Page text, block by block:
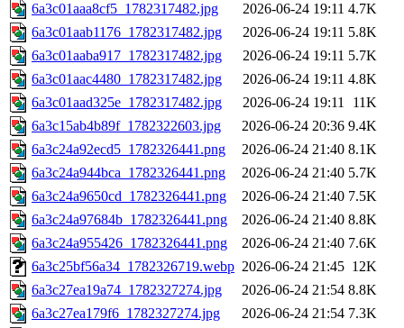
6a3c01aaa8cf5_1782317482.jpg
2026-06-24 19:11 4.7K
6a3c01aab1176_1782317482.jpg
2026-06-24 19:11 5.8K
6a3c01aaba917_1782317482.jpg
2026-06-24 19:11 5.7K
6a3c01aac4480_1782317482.jpg
2026-06-24 19:11 4.8K
6a3c01aad325e_1782317482.jpg
2026-06-24 19:11
11K
6a3c15ab4b89f_1782322603.jpg
2026-06-24 20:36 9.4K
6a3c24a92ecd5_1782326441.png
2026-06-24 21:40 8.1K
6a3c24a944bca_1782326441.png
2026-06-24 21:40 5.7K
6a3c24a9650cd_1782326441.png
2026-06-24 21:40 7.5K
6a3c24a97684b_1782326441.png
2026-06-24 21:40 8.8K
6a3c24a955426_1782326441.png
2026-06-24 21:40 7.6K
6a3c25bf56a34_1782326719.webp 2026-06-24 21:45 12K
6a3c27ea19a74_1782327274.jpg
2026-06-24 21:54 8.8K
6a3c27ea179f6_1782327274.jpg
2026-06-24 21:54 7.3K